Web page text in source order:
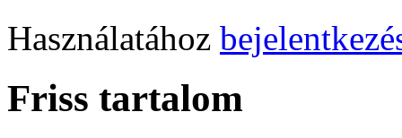
Használatához
Friss tartalom